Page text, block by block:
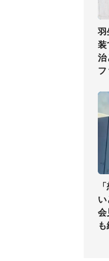
羽
装
治
フ
会
も